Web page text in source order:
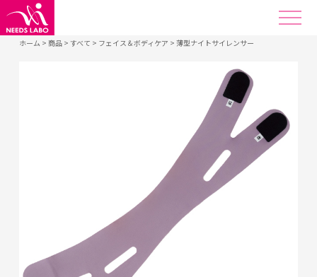
ホーム > 商品> すべて > フェイス＆ボディケア > 薄型ナイトサイレンサー